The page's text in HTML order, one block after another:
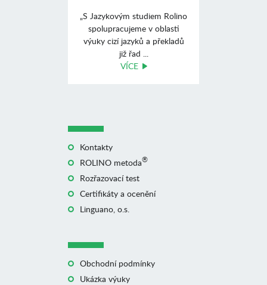
„S Jazykovým studiem Rolino
spolupracujeme v oblasti
výuky cizí jazyků a překladů
již řad ...
VÍCE
Kontakty
ROLINO metoda®
Rozřazovací test
Certifikáty a ocenění
Linguano, o.s.
Obchodní podmínky
Ukázka výuky